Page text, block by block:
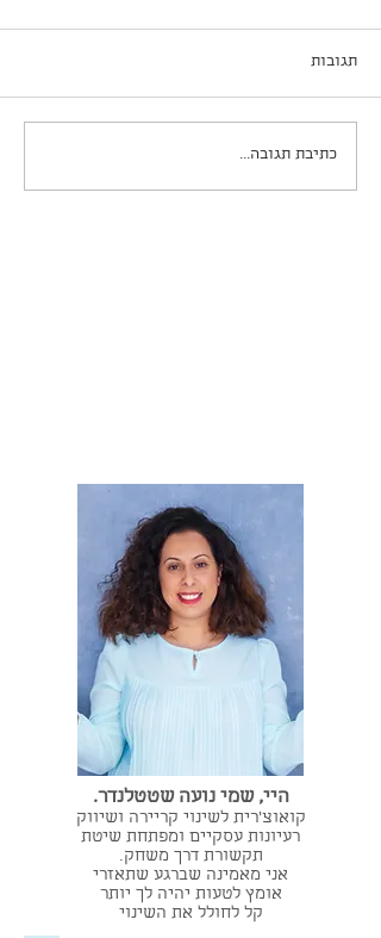
תגובות
כתיבת תגובה...
היי, שמי נועה שטטלנדר.
קואוצ'רית לשינוי קריירה ושיווק
רעיונות עסקיים ומפתחת שיטת
תקשורת דרך משחק.
אני מאמינה שברגע שתאזרי
אומץ לטעות יהיה לך יותר
קל לחולל את השינוי